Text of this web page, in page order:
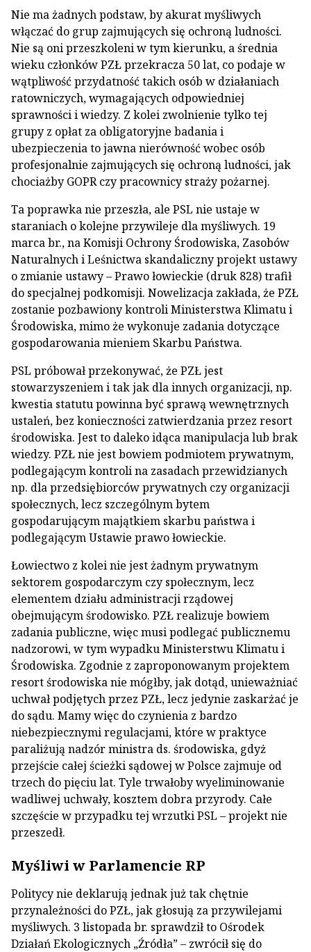
Nie ma żadnych podstaw, by akurat myśliwych
włączać do grup zajmujących się ochroną ludności.
Nie są oni przeszkoleni w tym kierunku, a średnia
wieku członków PZŁ przekracza 50 lat, co podaje w
wątpliwość przydatność takich osób w działaniach
ratowniczych, wymagających odpowiedniej
sprawności i wiedzy. Z kolei zwolnienie tylko tej
grupy z opłat za obligatoryjne badania i
ubezpieczenia to jawna nierówność wobec osób
profesjonalnie zajmujących się ochroną ludności, jak
chociażby GOPR czy pracownicy straży pożarnej.
Ta poprawka nie przeszła, ale PSL nie ustaje w
staraniach o kolejne przywileje dla myśliwych. 19
marca br., na Komisji Ochrony Środowiska, Zasobów
Naturalnych i Leśnictwa skandaliczny projekt ustawy
o zmianie ustawy – Prawo łowieckie (druk 828) trafił
do specjalnej podkomisji. Nowelizacja zakłada, że PZŁ
zostanie pozbawiony kontroli Ministerstwa Klimatu i
Środowiska, mimo że wykonuje zadania dotyczące
gospodarowania mieniem Skarbu Państwa.
PSL próbował przekonywać, że PZŁ jest
stowarzyszeniem i tak jak dla innych organizacji, np.
kwestia statutu powinna być sprawą wewnętrznych
ustaleń, bez konieczności zatwierdzania przez resort
środowiska. Jest to daleko idąca manipulacja lub brak
wiedzy. PZŁ nie jest bowiem podmiotem prywatnym,
podlegającym kontroli na zasadach przewidzianych
np. dla przedsiębiorców prywatnych czy organizacji
społecznych, lecz szczególnym bytem
gospodarującym majątkiem skarbu państwa i
podlegającym Ustawie prawo łowieckie.
Łowiectwo z kolei nie jest żadnym prywatnym
sektorem gospodarczym czy społecznym, lecz
elementem działu administracji rządowej
obejmującym środowisko. PZŁ realizuje bowiem
zadania publiczne, więc musi podlegać publicznemu
nadzorowi, w tym wypadku Ministerstwu Klimatu i
Środowiska. Zgodnie z zaproponowanym projektem
resort środowiska nie mógłby, jak dotąd, unieważniać
uchwał podjętych przez PZŁ, lecz jedynie zaskarżać je
do sądu. Mamy więc do czynienia z bardzo
niebezpiecznymi regulacjami, które w praktyce
paraliżują nadzór ministra ds. środowiska, gdyż
przejście całej ścieżki sądowej w Polsce zajmuje od
trzech do pięciu lat. Tyle trwałoby wyeliminowanie
wadliwej uchwały, kosztem dobra przyrody. Całe
szczęście w przypadku tej wrzutki PSL – projekt nie
przeszedł.
Myśliwi w Parlamencie RP
Politycy nie deklarują jednak już tak chętnie
przynależności do PZŁ, jak głosują za przywilejami
myśliwych. 3 listopada br. sprawdził to Ośrodek
Działań Ekologicznych „Źródła” – zwrócił się do